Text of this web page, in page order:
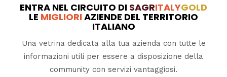
ENTRA NEL CIRCUITO DI SAGRITALYGOLD
LE MIGLIORIAZIENDE DEL TERRITORIO
ITALIANO
Una vetrina dedicata alla tua azienda con tutte le
informazioni utili per essere a disposizione della
community con servizi vantaggiosi.